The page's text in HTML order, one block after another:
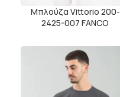
Μπλούζα Vittorio 200-
2425-007 FANCO